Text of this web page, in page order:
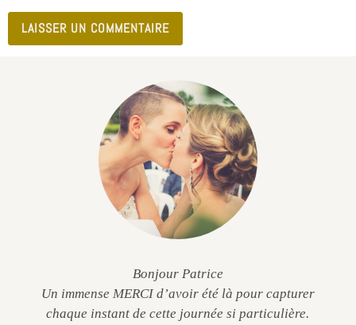
Bonjour Patrice
Un immense MERCI d’avoir été là pour capturer
chaque instant de cette journée si particulière.